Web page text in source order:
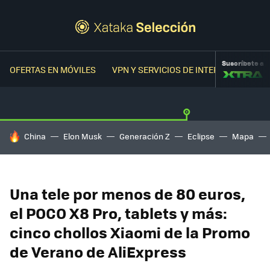
OFERTAS EN MÓVILES VPN Y SERVICIOS DE INTERNETSuscríbete a
HOY SE HABLA DE
China Elon Musk Generación Z Eclipse Mapa
Una tele por menos de 80 euros,
el POCO X8 Pro, tablets y más:
cinco chollos Xiaomi de la Promo
de Verano de AliExpress